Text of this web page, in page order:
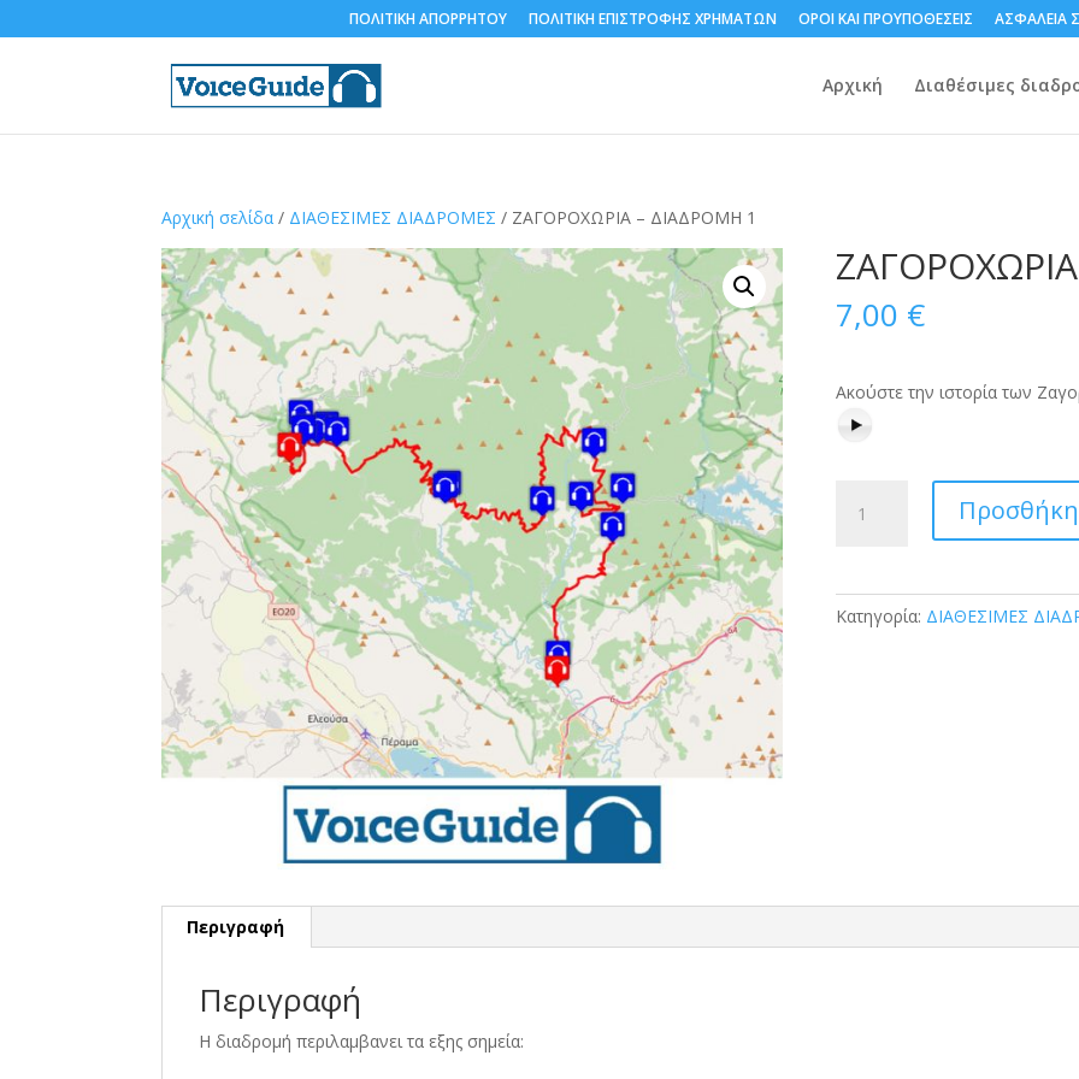
ΠΟΛΙΤΙΚΗ ΑΠΟΡΡΗΤΟΥ ΠΟΛΙΤΙΚΗ ΕΠΙΣΤΡΟΦΗΣ ΧΡΗΜΑΤΩΝ ΟΡΟΙ ΚΑΙ ΠΡΟΥΠΟΘΕΣΕΙΣ ΑΣΦΑΛΕΙΑ
Αρχική Διαθέσιμες
Αρχική σελίδα / ΔΙΑΘΕΣΙΜΕΣ ΔΙΑΔΡΟΜΕΣ / ΖΑΓΟΡΟΧΩΡΙΑ – ΔΙΑΔΡΟΜΗ 1
7,00 €
Ακούστε την ιστορία των
ποσότητα
Κατηγορία: ΔΙΑΘΕΣΙΜΕΣ
Περιγραφή
Περιγραφή
Η διαδρομή περιλαμβανει τα εξης σημεία: